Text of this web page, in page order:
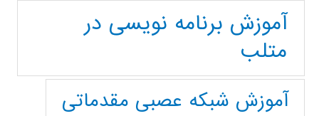
آموزش برنامه نویسی در
متلب
آموزش شبکه عصبی مقدماتی